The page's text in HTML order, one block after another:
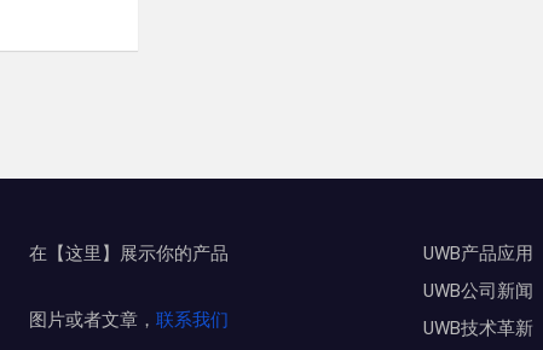
在【这里】展示你的产品
图片或者文章， 联系我们
UWB产品应用
UWB公司新闻
UWB技术革新